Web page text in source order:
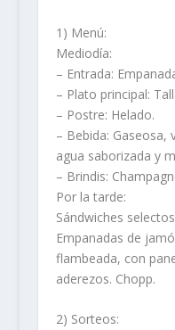
1) Menú:
Mediodía:
– Entrada:
– Plato principal:
– Postre: Helado.
– Bebida: Gaseosa,
agua saborizada y
– Brindis:
Por la tarde:
Sándwiches
Empanadas de
flambeada, con
aderezos. Chopp.
2) Sorteos: